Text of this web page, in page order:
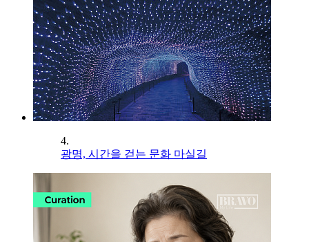
4.
광명, 시간을 걷는 문화 마실길